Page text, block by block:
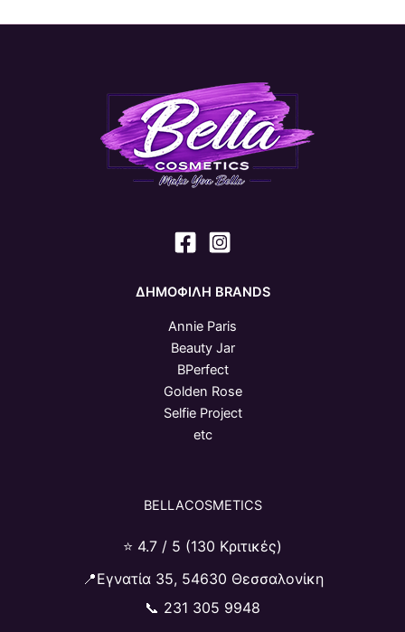
ΔΗΜΟΦΙΛΗ BRANDS
Annie Paris
Beauty Jar
BPerfect
Golden Rose
Selfie Project
etc
BELLACOSMETICS
⭐ 4.7 / 5 (130 Κριτικές)
📍Εγνατία 35, 54630 Θεσσαλονίκη
📞 231 305 9948